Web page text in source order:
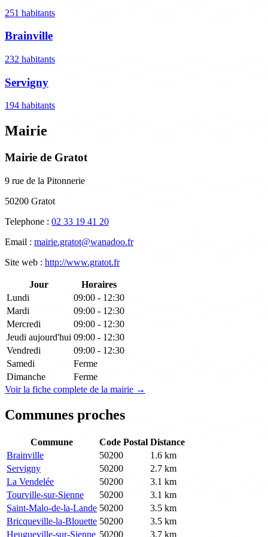
251 habitants
Brainville
232 habitants
Servigny
194 habitants
Mairie
Mairie de Gratot
9 rue de la Pitonnerie
50200 Gratot
Telephone : 02 33 19 41 20
Email : mairie.gratot@wanadoo.fr
Site web : http://www.gratot.fr
Jour
Horaires
Lundi
09:00 - 12:30
Mardi
09:00 - 12:30
Mercredi
09:00 - 12:30
Jeudi aujourd'hui 09:00 - 12:30
Vendredi
09:00 - 12:30
Samedi
Ferme
Dimanche
Ferme
Voir la fiche complete de la mairie →
Communes proches
Commune Code Postal Distance
Brainville
50200
1.6 km
Servigny
50200
2.7 km
La Vendelée
50200
3.1 km
Tourville-sur-Sienne
50200
3.1 km
Saint-Malo-de-la-Lande 50200
3.5 km
Bricqueville-la-Blouette 50200
3.5 km
Heugueville-sur-Sienne 50200 3.7 km